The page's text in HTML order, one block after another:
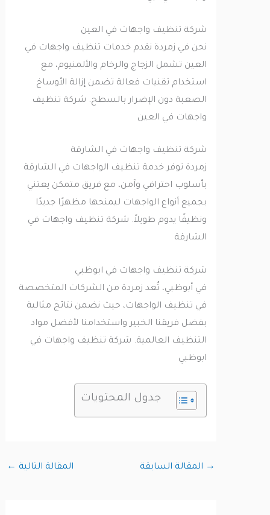
شركة تنظيف واجهات في العين
نحن في زمردة نقدم خدمات تنظيف واجهات في
العين تشمل الزجاج والرخام والألمنيوم، مع
استخدام تقنيات فعالة تضمن إزالة الأوساخ
الصعبة دون الإضرار بالسطح. شركة تنظيف
واجهات في العين
شركة تنظيف واجهات في الشارقة
زمردة توفر خدمة تنظيف الواجهات في الشارقة
بأسلوب احترافي وآمن، مع فريق متمكن يعتني
بجميع أنواع الواجهات ليمنحها مظهرًا جديدًا
ونظيفًا يدوم طويلاً. شركة تنظيف واجهات في
الشارقة
شركة تنظيف واجهات في ابوظبي
في أبوظبي، تُعد زمردة من الشركات المتخصصة
في تنظيف الواجهات، حيث نضمن نتائج مثالية
بفضل فريقنا الخبير واستخدامنا لأفضل مواد
التنظيف العالمية. شركة تنظيف واجهات في
ابوظبي
جدول المحتويات
المقالة السابقة المقالة التالية←